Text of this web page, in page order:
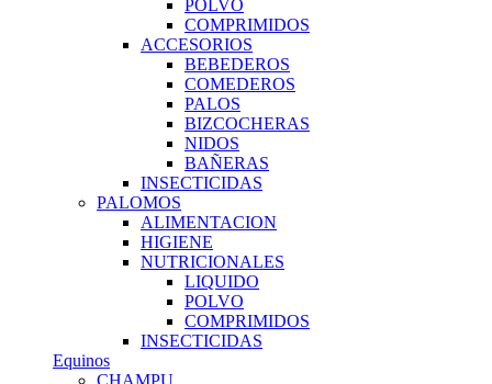
POLVO
COMPRIMIDOS
ACCESORIOS
BEBEDEROS
COMEDEROS
PALOS
BIZCOCHERAS
NIDOS
BAÑERAS
INSECTICIDAS
PALOMOS
ALIMENTACION
HIGIENE
NUTRICIONALES
LIQUIDO
POLVO
COMPRIMIDOS
INSECTICIDAS
Equinos
CHAMPU